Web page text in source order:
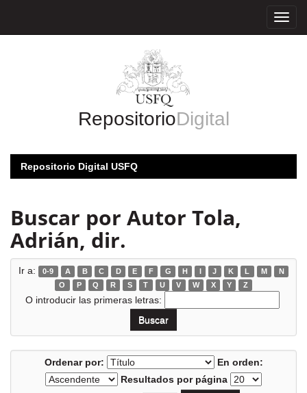
RepositorioDigital
Repositorio Digital USFQ
Buscar por Autor Tola,
Adrián, dir.
Ir a: 0-9 A B C D E F G H I J K L M
N
O
P Q R S T U V W X Y Z
O introducir las primeras letras:
Ordenar por:
En orden:
Resultados por página